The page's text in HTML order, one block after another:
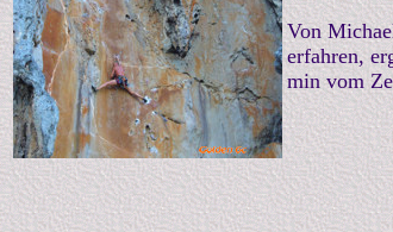
Von
erfahren,
min vom